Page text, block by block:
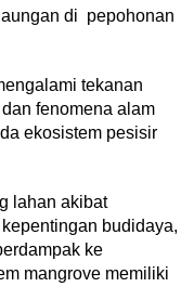
di pepohonan
tekanan
fenomena alam
ekosistem pesisir
lahan akibat
budidaya,
ke
mangrove memiliki